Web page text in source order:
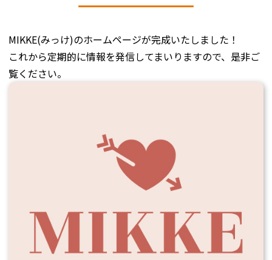
MIKKE(みっけ)のホームページが完成いたしました！
これから定期的に情報を発信してまいりますので、是非ご
覧ください。